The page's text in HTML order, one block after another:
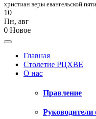
христиан веры евангельской
10
Пн, авг
0 Новое
Главная
Столетие РЦХВЕ
О нас
Правление
Руководители